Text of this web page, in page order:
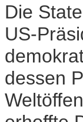
Die
US-
dessen